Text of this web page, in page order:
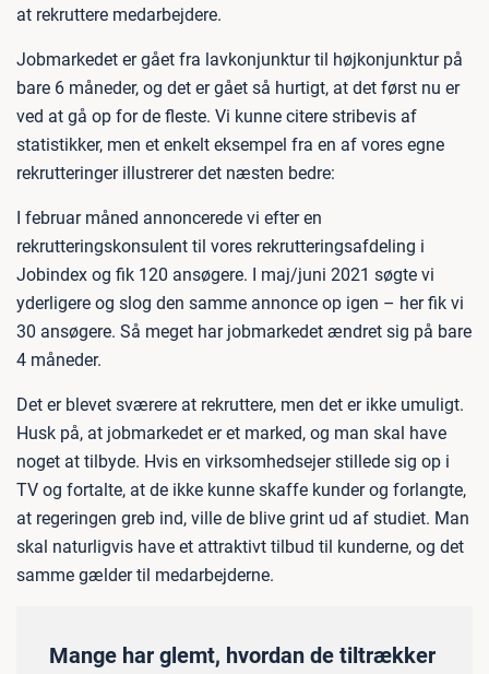
at rekruttere medarbejdere.
Jobmarkedet er gået fra lavkonjunktur til højkonjunktur på
bare 6 måneder, og det er gået så hurtigt, at det først nu er
ved at gå op for de fleste. Vi kunne citere stribevis af
statistikker, men et enkelt eksempel fra en af vores egne
rekrutteringer illustrerer det næsten bedre:
I februar måned annoncerede vi efter en
rekrutteringskonsulent til vores rekrutteringsafdeling i
Jobindex og fik 120 ansøgere. I maj/juni 2021 søgte vi
yderligere og slog den samme annonce op igen – her fik vi
30 ansøgere. Så meget har jobmarkedet ændret sig på bare
4 måneder.
Det er blevet sværere at rekruttere, men det er ikke umuligt.
Husk på, at jobmarkedet er et marked, og man skal have
noget at tilbyde. Hvis en virksomhedsejer stillede sig op i
TV og fortalte, at de ikke kunne skaffe kunder og forlangte,
at regeringen greb ind, ville de blive grint ud af studiet. Man
skal naturligvis have et attraktivt tilbud til kunderne, og det
samme gælder til medarbejderne.
Mange har glemt, hvordan de tiltrækker